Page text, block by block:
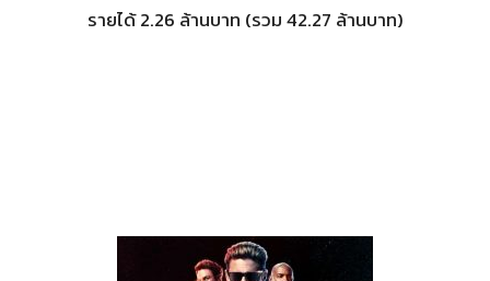
รายได้ 2.26 ล้านบาท (รวม 42.27 ล้านบาท)